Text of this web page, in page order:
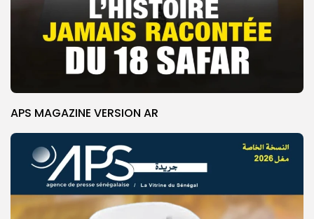
APS MAGAZINE VERSION AR